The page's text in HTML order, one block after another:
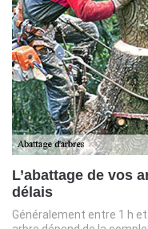
L’abattage de vos
délais
Généralement entre 1 h